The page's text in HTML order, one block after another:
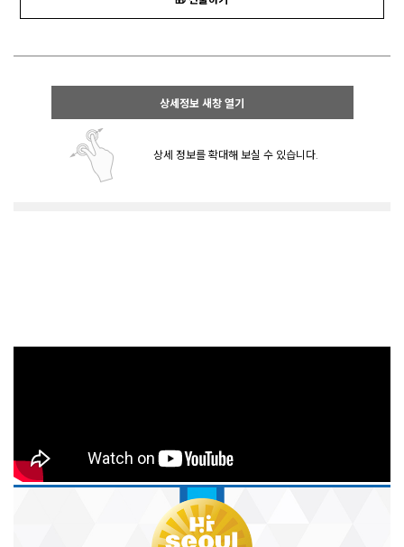
상세정보 새창 열기
상세 정보를 확대해 보실 수 있습니다.